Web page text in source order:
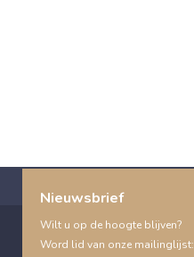
Nieuwsbrief
Wilt u op de hoogte blijven?
Word lid van onze mailinglijst: